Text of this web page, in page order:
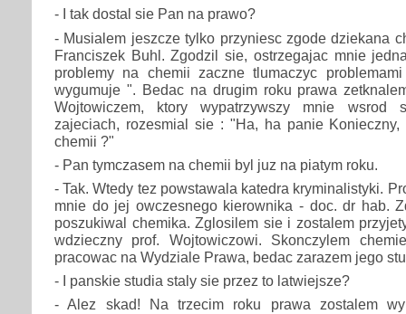
- I tak dostal sie Pan na prawo?
- Musialem jeszcze tylko przyniesc zgode dziekana
Franciszek Buhl. Zgodzil sie, ostrzegajac mnie
problemy na chemii zaczne tlumaczyc
wygumuje ". Bedac na drugim roku prawa
Wojtowiczem, ktory wypatrzywszy mnie wsrod
zajeciach, rozesmial sie : "Ha, ha panie
chemii ?"
- Pan tymczasem na chemii byl juz na piatym roku.
- Tak. Wtedy tez powstawala katedra kryminalistyki.
mnie do jej owczesnego kierownika - doc. dr hab.
poszukiwal chemika. Zglosilem sie i zostalem
wdzieczny prof. Wojtowiczowi. Skonczylem
pracowac na Wydziale Prawa, bedac zarazem jego
- I panskie studia staly sie przez to latwiejsze?
- Alez skad! Na trzecim roku prawa zostalem